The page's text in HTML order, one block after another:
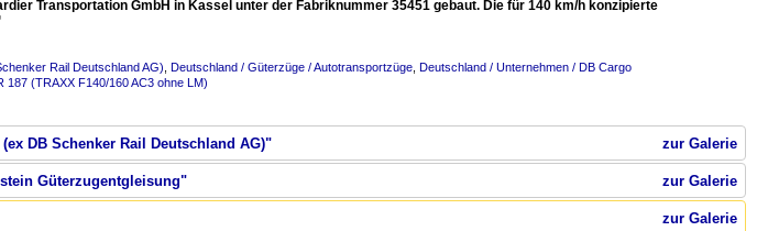
Transportation GmbH in Kassel unter der Fabriknummer 35451 gebaut. Die für 140 km/h konzipierte
Rail Deutschland AG) Deutschland / Güterzüge / Autotransportzüge Deutschland / Unternehmen / DB Cargo
187 (TRAXX F140/160 AC3 ohne LM)
zur Galerie
DB Schenker Rail Deutschland AG)"
zur Galerie
Güterzugentgleisung"
zur Galerie